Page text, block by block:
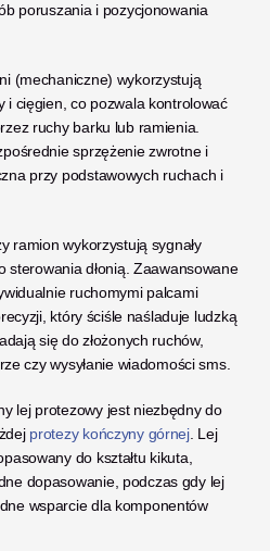
poruszania i pozycjonowania
(mechaniczne) wykorzystują
i cięgien, co pozwala kontrolować
ruchy barku lub ramienia.
sprzężenie zwrotne i
przy podstawowych ruchach i
ramion wykorzystują sygnały
sterowania dłonią. Zaawansowane
ruchomymi palcami
który ściśle naśladuje ludzką
się do złożonych ruchów,
czy wysyłanie wiadomości sms.
lej protezowy jest niezbędny do
protezy kończyny górnej. Lej
do kształtu kikuta,
dopasowanie, podczas gdy lej
wsparcie dla komponentów